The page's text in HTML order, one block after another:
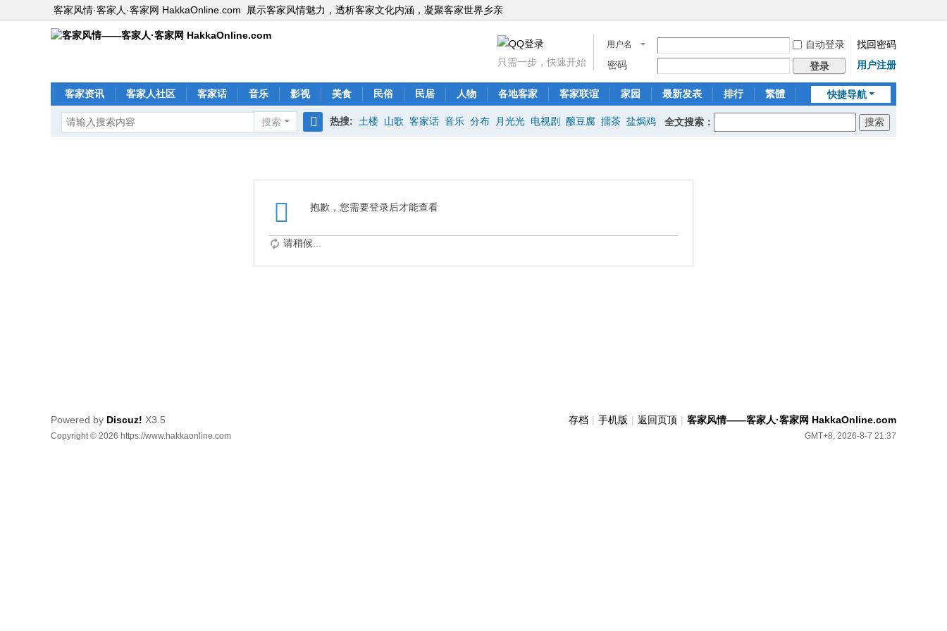
客家风情·客家人·客家网 HakkaOnline.com 展示客家风情魅力，透析客家文化内涵，凝聚客家世界乡亲
用户名 自动登录
找回密码
密码
登录 用户注册
只需一步，快速开始
快捷导航
客家资讯 客家人社区 客家话 音乐 影视 美食 民俗 民居 人物 各地客家 客家联谊 家园 最新发表 排行 繁體
搜索 热搜: 土楼 山歌 客家话 音乐 分布 月光光 电视剧 酿豆腐 擂茶 盐焗鸡 全文搜索：
抱歉，您需要登录后才能查看
请稍候...
存档 | 手机版 | 返回页顶 | 客家风情——客家人·客家网 HakkaOnline.com
GMT+8, 2026-8-7 21:37
Powered by Discuz! X3.5
Copyright © 2026 https://www.hakkaonline.com